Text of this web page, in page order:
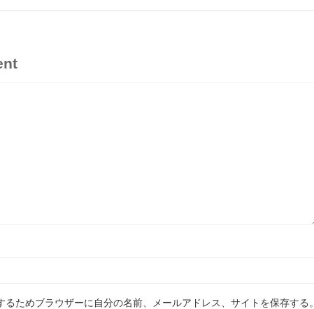
るためブラウザーに自分の名前、メールアドレス、サイトを保存する。